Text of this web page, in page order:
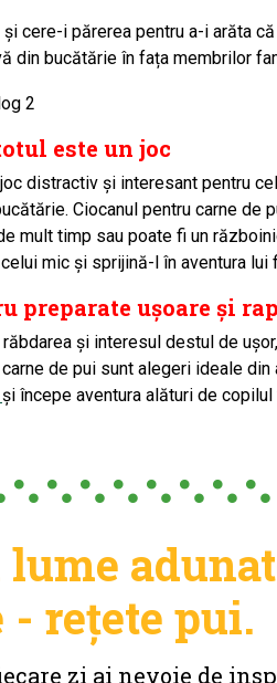
cere-i părerea pentru a-i arăta
din bucătărie în fața membrilor
este un joc
distractiv și interesant pentru
Ciocanul pentru carne de
mult timp sau poate fi un
mic și sprijină-l în aventura
preparate ușoare și
și interesul destul de
de pui sunt alegeri ideale
și începe aventura alături de copilul
- rețete pui.
zi ai nevoie de